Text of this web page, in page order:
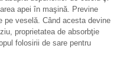
apei în maşină. Previne
pe veselă. Când acesta devine
proprietatea de absorbţie
folosirii de sare pentru